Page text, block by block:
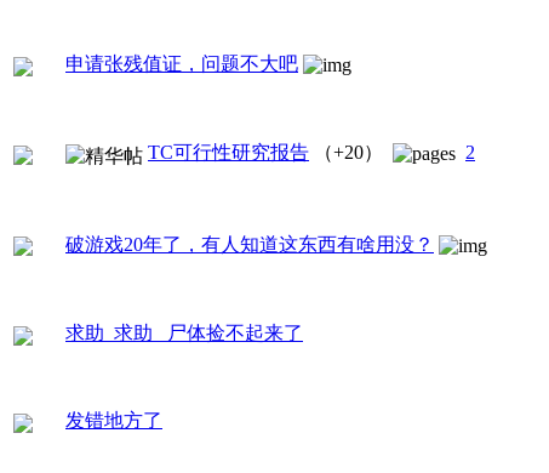
申请张残值证，问题不大吧
TC可行性研究报告 （+20） 2
破游戏20年了，有人知道这东西有啥用没？
求助 求助 尸体捡不起来了
发错地方了